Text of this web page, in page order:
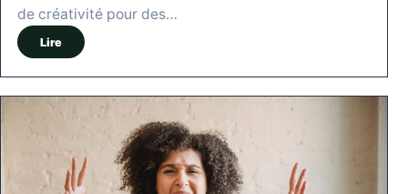
de créativité pour des…
Lire